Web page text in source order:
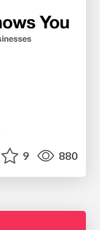
9 880